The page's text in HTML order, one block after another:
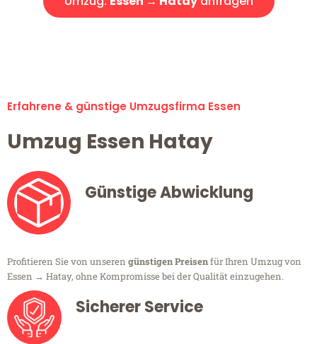
Erfahrene & günstige Umzugsfirma Essen
Umzug Essen Hatay
Günstige Abwicklung
Profitieren Sie von unseren günstigen Preisenfür Ihren Umzug von
Essen → Hatay, ohne Kompromisse bei der Qualität einzugehen.
Sicherer Service